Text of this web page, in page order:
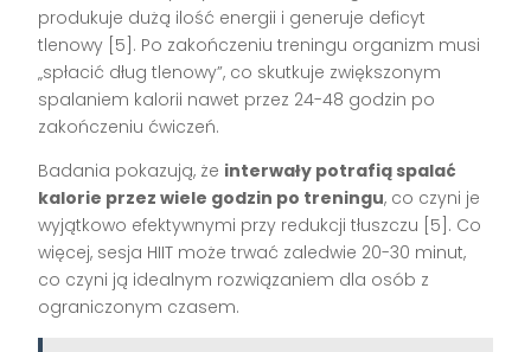
produkuje dużą ilość energii i generuje deficyt
tlenowy [5]. Po zakończeniu treningu organizm musi
„spłacić dług tlenowy”, co skutkuje zwiększonym
spalaniem kalorii nawet przez 24-48 godzin po
zakończeniu ćwiczeń.
Badania pokazują, że interwały potrafią spalać
kalorie przez wiele godzin po treningu, co czyni je
wyjątkowo efektywnymi przy redukcji tłuszczu [5]. Co
więcej, sesja HIIT może trwać zaledwie 20-30 minut,
co czyni ją idealnym rozwiązaniem dla osób z
ograniczonym czasem.